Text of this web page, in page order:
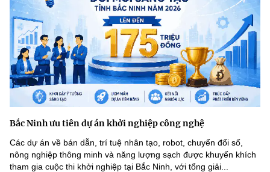
Bắc Ninh ưu tiên dự án khởi nghiệp công nghệ
Các dự án về bán dẫn, trí tuệ nhân tạo, robot, chuyển đổi số,
nông nghiệp thông minh và năng lượng sạch được khuyến khích
tham gia cuộc thi khởi nghiệp tại Bắc Ninh, với tổng giải...